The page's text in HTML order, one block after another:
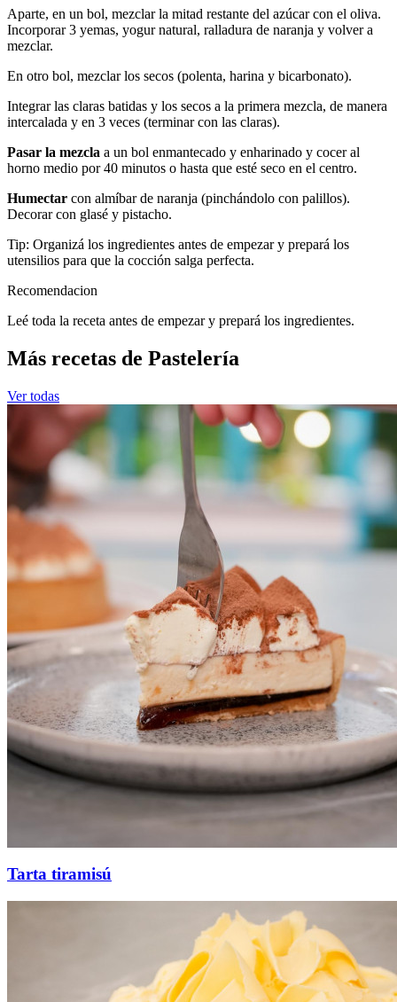
Aparte, en un bol, mezclar la mitad restante del azúcar con el oliva.
Incorporar 3 yemas, yogur natural, ralladura de naranja y volver a
mezclar.
En otro bol, mezclar los secos (polenta, harina y bicarbonato).
Integrar las claras batidas y los secos a la primera mezcla, de manera
intercalada y en 3 veces (terminar con las claras).
Pasar la mezcla a un bol enmantecado y enharinado y cocer al
horno medio por 40 minutos o hasta que esté seco en el centro.
Humectar con almíbar de naranja (pinchándolo con palillos).
Decorar con glasé y pistacho.
Tip: Organizá los ingredientes antes de empezar y prepará los
utensilios para que la cocción salga perfecta.
Recomendacion
Leé toda la receta antes de empezar y prepará los ingredientes.
Más recetas de Pastelería
Ver todas
Tarta tiramisú